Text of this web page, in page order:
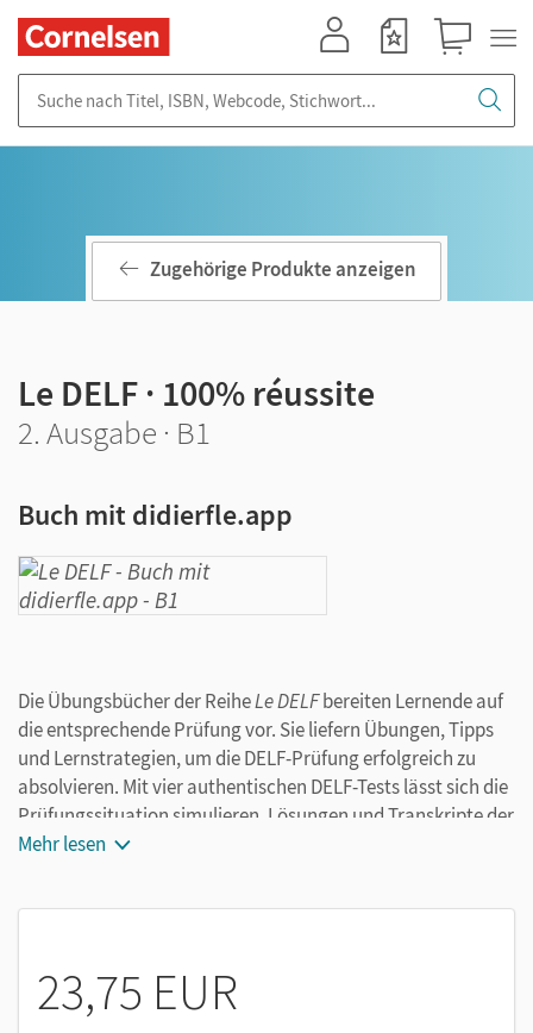
Zugehörige Produkte anzeigen
Le DELF · 100% réussite
2. Ausgabe · B1
Buch mit didierfle.app
Die Übungsbücher der ReiheLe DELFbereiten Lernende auf
die entsprechende Prüfung vor. Sie liefern Übungen, Tipps
und Lernstrategien, um die DELF-Prüfung erfolgreich zu
absolvieren. Mit vier authentischen DELF-Tests lässt sich die
Prüfungssituation simulieren. Lösungen und Transkripte der
Höraufgaben sind ebenfalls enthalten.
Mehr lesen
23,75 EUR